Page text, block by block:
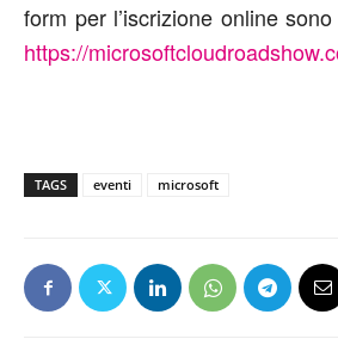
form per l’iscrizione online
https://
TAGS eventi microsoft